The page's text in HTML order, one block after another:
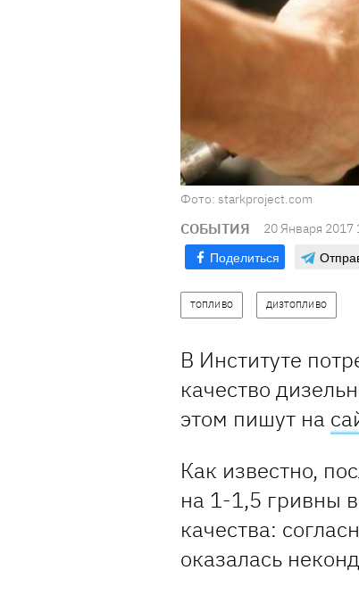
Фото: starkproject.com
СОБЫТИЯ 20 Января 2017
Поделиться
ТОПЛИВО ДИЗТОПЛИВО
В Институте
качество
этом пишут на
Как известно,
на 1-1,5 гривны
качества:
оказалась